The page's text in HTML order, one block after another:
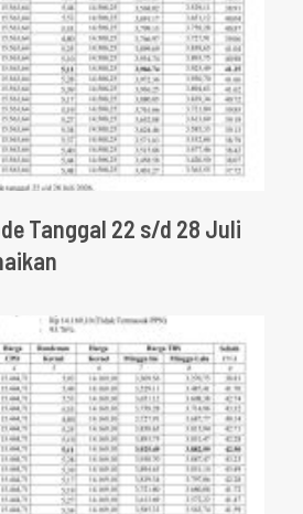
Tanggal 22 s/d 28 Juli